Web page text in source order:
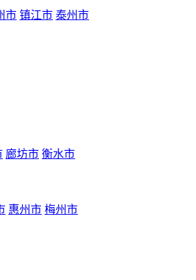
市 镇江市 泰州市
廊坊市 衡水市
惠州市 梅州市